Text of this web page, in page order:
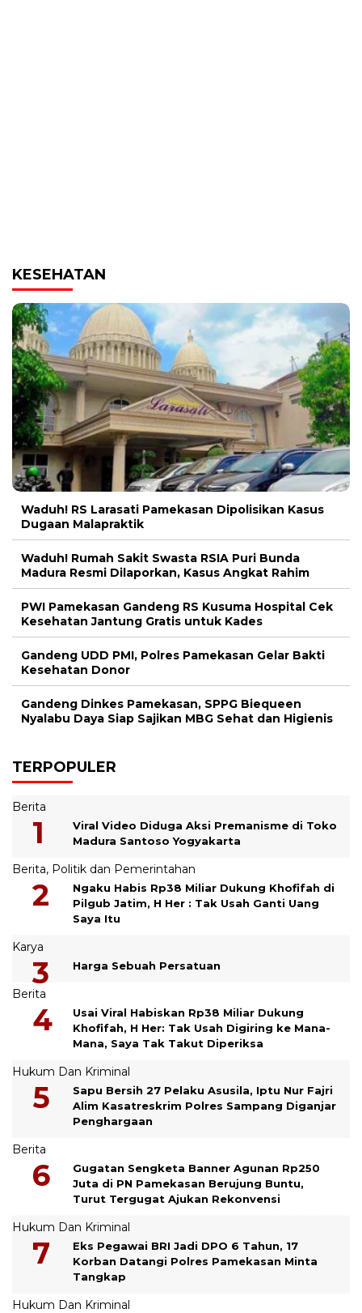
KESEHATAN
Waduh! RS Larasati Pamekasan Dipolisikan Kasus
Dugaan Malapraktik
Waduh! Rumah Sakit Swasta RSIA Puri Bunda
Madura Resmi Dilaporkan, Kasus Angkat Rahim
PWI Pamekasan Gandeng RS Kusuma Hospital Cek
Kesehatan Jantung Gratis untuk Kades
Gandeng UDD PMI, Polres Pamekasan Gelar Bakti
Kesehatan Donor
Gandeng Dinkes Pamekasan, SPPG Biequeen
Nyalabu Daya Siap Sajikan MBG Sehat dan Higienis
TERPOPULER
Berita
Viral Video Diduga Aksi Premanisme di Toko
Madura Santoso Yogyakarta
Berita, Politik dan Pemerintahan
Ngaku Habis Rp38 Miliar Dukung Khofifah di
Pilgub Jatim, H Her : Tak Usah Ganti Uang
Saya Itu
Karya
Harga Sebuah Persatuan
Berita
Usai Viral Habiskan Rp38 Miliar Dukung
Khofifah, H Her: Tak Usah Digiring ke Mana-
Mana, Saya Tak Takut Diperiksa
Hukum Dan Kriminal
Sapu Bersih 27 Pelaku Asusila, Iptu Nur Fajri
Alim Kasatreskrim Polres Sampang Diganjar
Penghargaan
Berita
Gugatan Sengketa Banner Agunan Rp250
Juta di PN Pamekasan Berujung Buntu,
Turut Tergugat Ajukan Rekonvensi
Hukum Dan Kriminal
Eks Pegawai BRI Jadi DPO 6 Tahun, 17
Korban Datangi Polres Pamekasan Minta
Tangkap
Hukum Dan Kriminal